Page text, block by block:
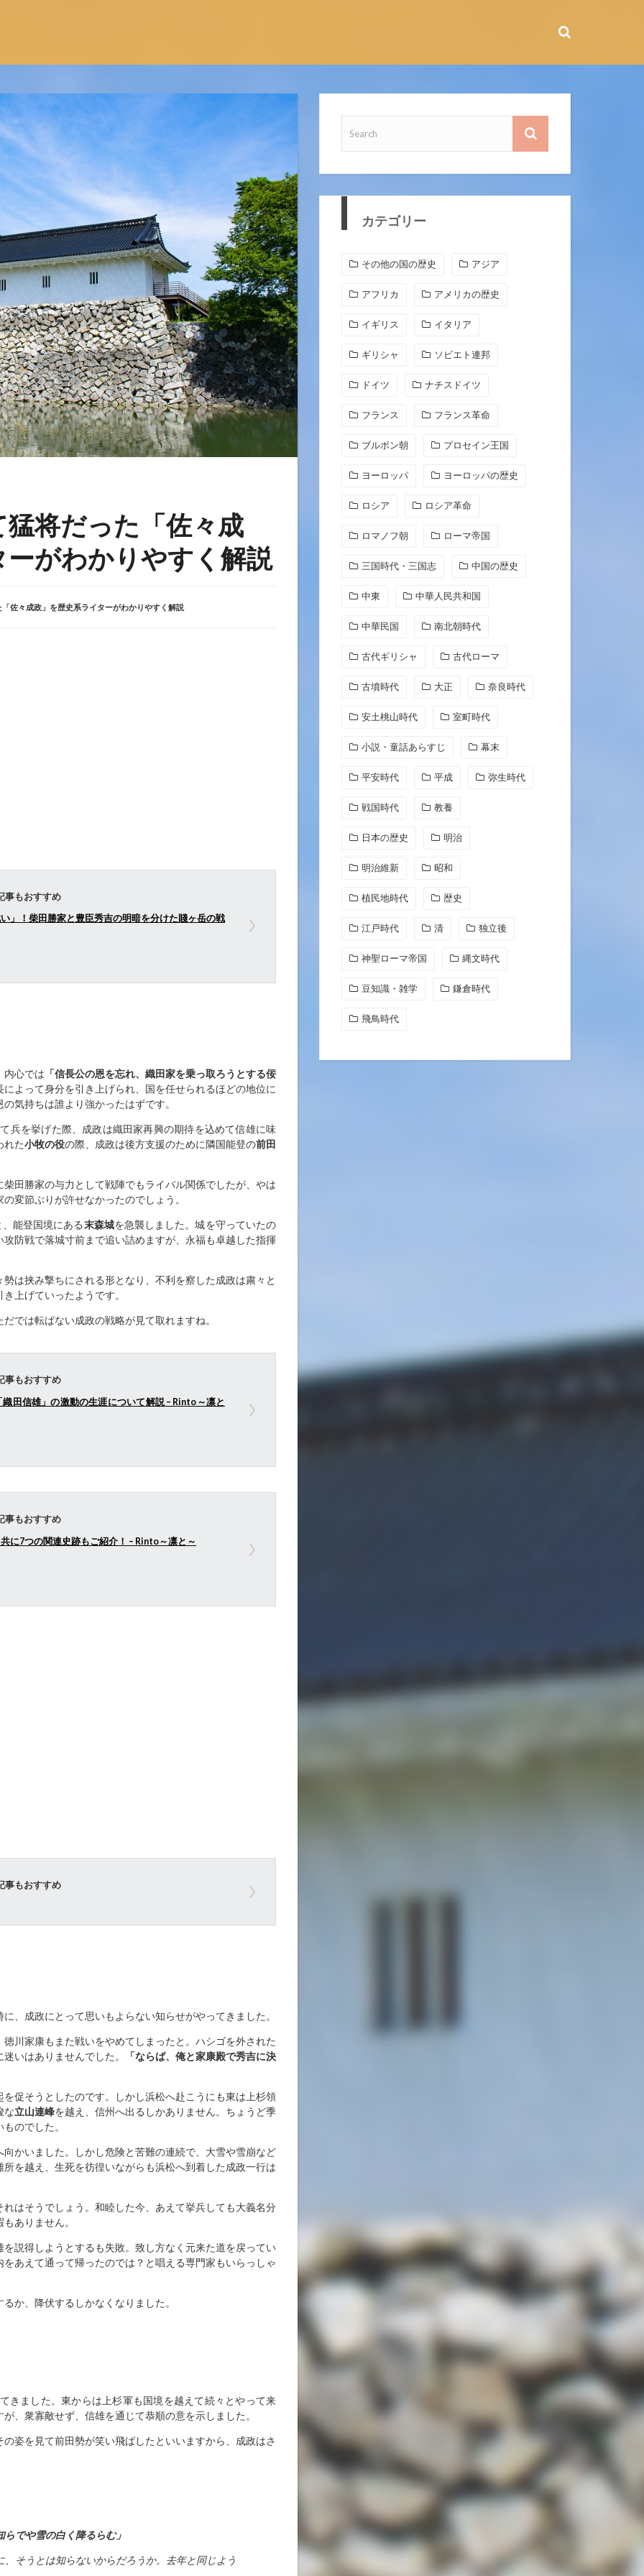
将だった「佐々成
がわかりやすく解説
佐々成政」を歴史系ライターがわかりやすく解説
事もおすすめ
」！柴田勝家と豊臣秀吉の明暗を分けた賤ヶ岳の戦
内心では 「信長公の恩を忘れ、織田家を乗っ取ろうとする佞
よって身分を引き上げられ、国を任せられるほどの地位に
気持ちは誰より強かったはずです。
兵を挙げた際、成政は織田家再興の期待を込めて信雄に味
れた小牧の役の際、成政は後方支援のために隣国能登の前田
田勝家の与力として戦陣でもライバル関係でしたが、やは
変節ぶりが許せなかったのでしょう。
能登国境にある末森城を急襲しました。城を守っていたの
攻防戦で落城寸前まで追い詰めますが、永福も卓越した指揮
は挟み撃ちにされる形となり、不利を察した成政は粛々と
上げていったようです。
では転ばない成政の戦略が見て取れますね。
事もおすすめ
田信雄」の激動の生涯について解説 – Rinto～凛と
事もおすすめ
に7つの関連史跡もご紹介！ – Rinto～凛と～
事もおすすめ
、成政にとって思いもよらない知らせがやってきました。
川家康もまた戦いをやめてしまったと。ハシゴを外された
いはありませんでした。
「ならば、俺と家康殿で秀吉に決
促そうとしたのです。しかし浜松へ赴こうにも東は上杉領
な立山連峰を越え、信州へ出るしかありません。ちょうど季
のでした。
かいました。しかし危険と苦難の連続で、大雪や雪崩など
を越え、生死を彷徨いながらも浜松へ到着した成政一行は
はそうでしょう。和睦した今、あえて挙兵しても大義名分
ありません。
説得しようとするも失敗。致し方なく元来た道を戻ってい
あえて通って帰ったのでは？と唱える専門家もいらっしゃ
か、降伏するしかなくなりました。
きました。東からは上杉軍も国境を越えて続々とやって来
、衆寡敵せず、信雄を通じて恭順の意を示しました。
姿を見て前田勢が笑い飛ばしたといいますから、成政はさ
でや雪の白く降るらむ」
そうとは知らないからだろうか。去年と同じよう
カテゴリー
その他の国の歴史 アジア
アフリカ アメリカの歴史
イギリス イタリア
ギリシャ ソビエト連邦
ドイツ ナチスドイツ
フランス フランス革命
ブルボン朝 プロセイン王国
ヨーロッパ ヨーロッパの歴史
ロシア ロシア革命
ロマノフ朝 ローマ帝国
三国時代・三国志 中国の歴史
中東 中華人民共和国
中華民国 南北朝時代
古代ギリシャ 古代ローマ
古墳時代 大正 奈良時代
安土桃山時代 室町時代
小説・童話あらすじ 幕末
平安時代 平成 弥生時代
戦国時代 教養
日本の歴史 明治
明治維新 昭和
植民地時代 歴史
江戸時代 清 独立後
神聖ローマ帝国 縄文時代
豆知識・雑学 鎌倉時代
飛鳥時代